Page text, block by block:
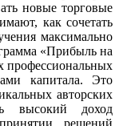
новые торговые
как сочетать
максимально
«Прибыль на
профессиональных
капитала. Это
авторских
высокий доход
решений